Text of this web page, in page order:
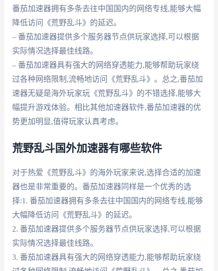
番茄加速器拥有多条去往中国国内的网络专线,能够大幅
降低访问《荒野乱斗》的延迟。
– 番茄加速器提供多个服务器节点供玩家选择,可以根据
实际情况选择最佳线路。
– 番茄加速器具有强大的网络穿透能力,能够帮助玩家绕
过各种网络限制,流畅地访问《荒野乱斗》。总之,番茄加
速器无疑是海外玩家玩《荒野乱斗》的不错选择,能够大
幅提升游戏体验。相比其他加速器软件,番茄加速器的优
势更加明显,值得玩家认真考虑。
荒野乱斗国外加速器有哪些软件
对于热爱《荒野乱斗》的海外玩家来说,选择合适的加速
器也是非常重要的。番茄加速器同样是一个优秀的选
择:1. 番茄加速器拥有多条去往中国国内的网络专线,能够
大幅降低访问《荒野乱斗》的延迟。
2. 番茄加速器提供多个服务器节点供玩家选择,可以根据
实际情况选择最佳线路。
3. 番茄加速器具有强大的网络穿透能力,能够帮助玩家绕